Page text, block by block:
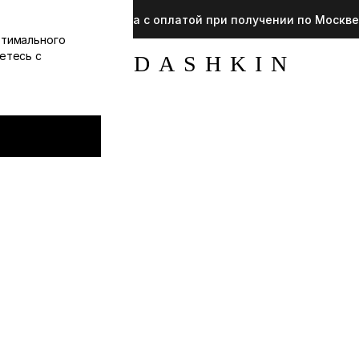
Доступна примерка с оплатой при получении по Москве
YUDASHKIN
с